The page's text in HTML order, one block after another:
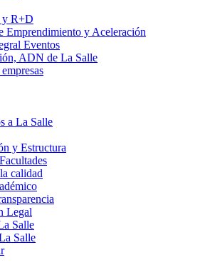
y R+D
Emprendimiento y Aceleración
Eventos
ADN de La Salle
a La Salle
y Estructura
calidad
Legal
Salle
Salle